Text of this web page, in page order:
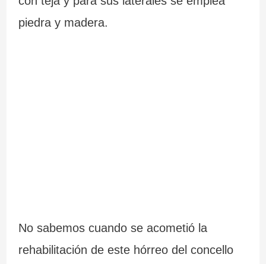
piedra y madera.
No sabemos cuando se acometió la
rehabilitación de este hórreo del concello